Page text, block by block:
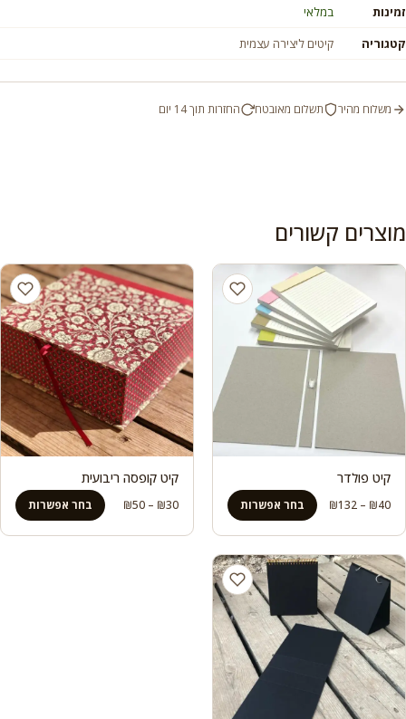
זמינות
במלאי
קטגוריה
קיטים ליצירה עצמית
משלוח מהיר תשלום מאובטח החזרות תוך 14 יום
מוצרים קשורים
קיט פולדר
₪40
–
₪132
טווח
מחירים:
עד
בחר אפשרות
קיט קופסה ריבועית
₪30
–
₪50
מחירים:
בחר אפשרות